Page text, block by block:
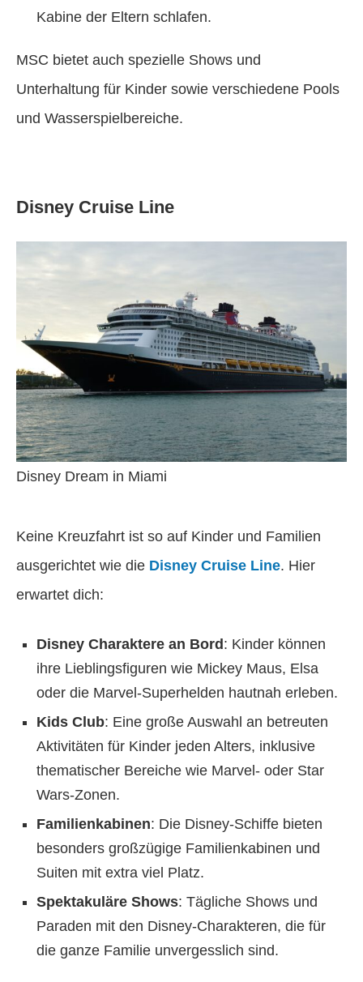
Kabine der Eltern schlafen.
MSC bietet auch spezielle Shows und
Unterhaltung für Kinder sowie verschiedene Pools
und Wasserspielbereiche.
Disney Cruise Line
Disney Dream in Miami
Keine Kreuzfahrt ist so auf Kinder und Familien
ausgerichtet wie die Disney Cruise Line. Hier
erwartet dich:
Disney Charaktere an Bord: Kinder können
ihre Lieblingsfiguren wie Mickey Maus, Elsa
oder die Marvel-Superhelden hautnah erleben.
Kids Club: Eine große Auswahl an betreuten
Aktivitäten für Kinder jeden Alters, inklusive
thematischer Bereiche wie Marvel- oder Star
Wars-Zonen.
Familienkabinen: Die Disney-Schiffe bieten
besonders großzügige Familienkabinen und
Suiten mit extra viel Platz.
Spektakuläre Shows: Tägliche Shows und
Paraden mit den Disney-Charakteren, die für
die ganze Familie unvergesslich sind.